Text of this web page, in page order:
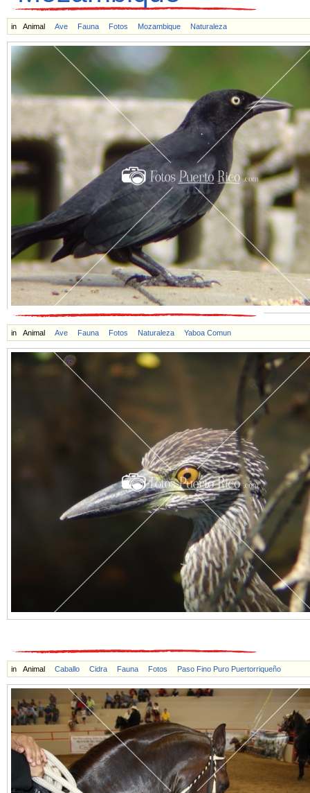
in Animal Ave Fauna Fotos Mozambique Naturaleza
in Animal Ave Fauna Fotos Naturaleza Yaboa Comun
in Animal Caballo Cidra Fauna Fotos Paso Fino Puro Puertorriqueño